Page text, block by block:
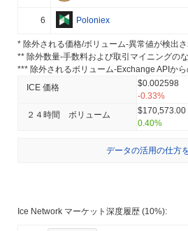
6 Poloniex
* 除外される価格/ボリューム-異常値が検出
** 除外数量-手数料および取引マイニングのな
*** 除外されるボリューム-Exchange APIか
ICE 価格
$0.002598
-0.33%
２４時間 ボリューム
$170,573.00
0.40%
データの活用の仕方
Ice Network マーケット深度履歴 (10%):